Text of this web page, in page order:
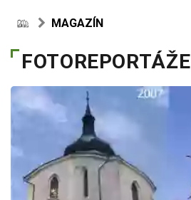
MAGAZÍN
FOTOREPORTÁŽE